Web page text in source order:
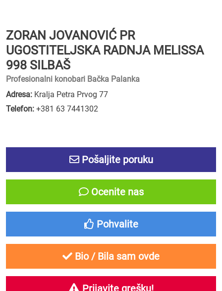
ZORAN JOVANOVIĆ PR
UGOSTITELJSKA RADNJA MELISSA
998 SILBAŠ
Profesionalni konobari Bačka Palanka
Adresa: Kralja Petra Prvog 77
Telefon: +381 63 7441302
Pošaljite poruku
Ocenite nas
Pohvalite
Bio / Bila sam ovde
Prijavite grešku!